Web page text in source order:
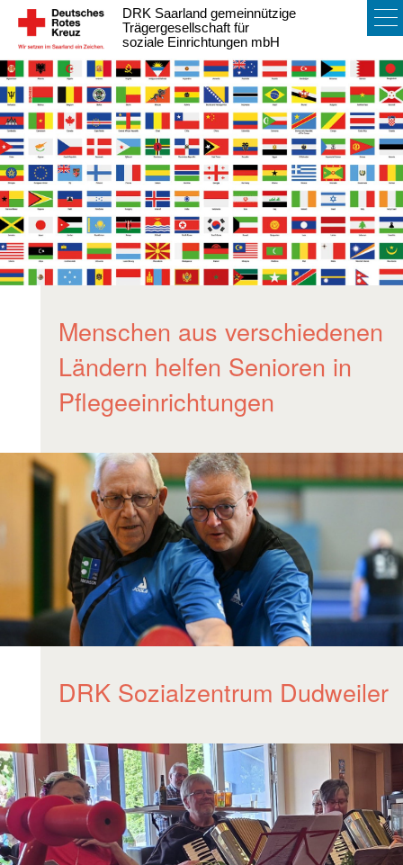
DRK Saarland gemeinnützige
Trägergesellschaft für
soziale Einrichtungen mbH
Menschen aus verschiedenen
Ländern helfen Senioren in
Pflegeeinrichtungen
DRK Sozialzentrum Dudweiler